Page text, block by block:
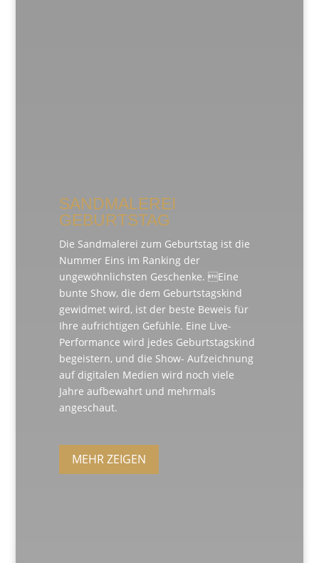
SANDMALEREI
GEBURTSTAG
Die Sandmalerei zum Geburtstag ist die
Nummer Eins im Ranking der
ungewöhnlichsten Geschenke. Eine
bunte Show, die dem Geburtstagskind
gewidmet wird, ist der beste Beweis für
Ihre aufrichtigen Gefühle. Eine Live-
Performance wird jedes Geburtstagskind
begeistern, und die Show- Aufzeichnung
auf digitalen Medien wird noch viele
Jahre aufbewahrt und mehrmals
angeschaut.
MEHR ZEIGEN